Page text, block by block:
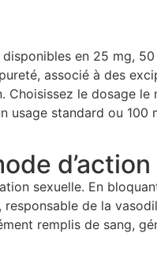
en 25 mg,
associé à des
Choisissez le dosage
standard ou 100
d’action
sexuelle. En
de la
remplis de sang,